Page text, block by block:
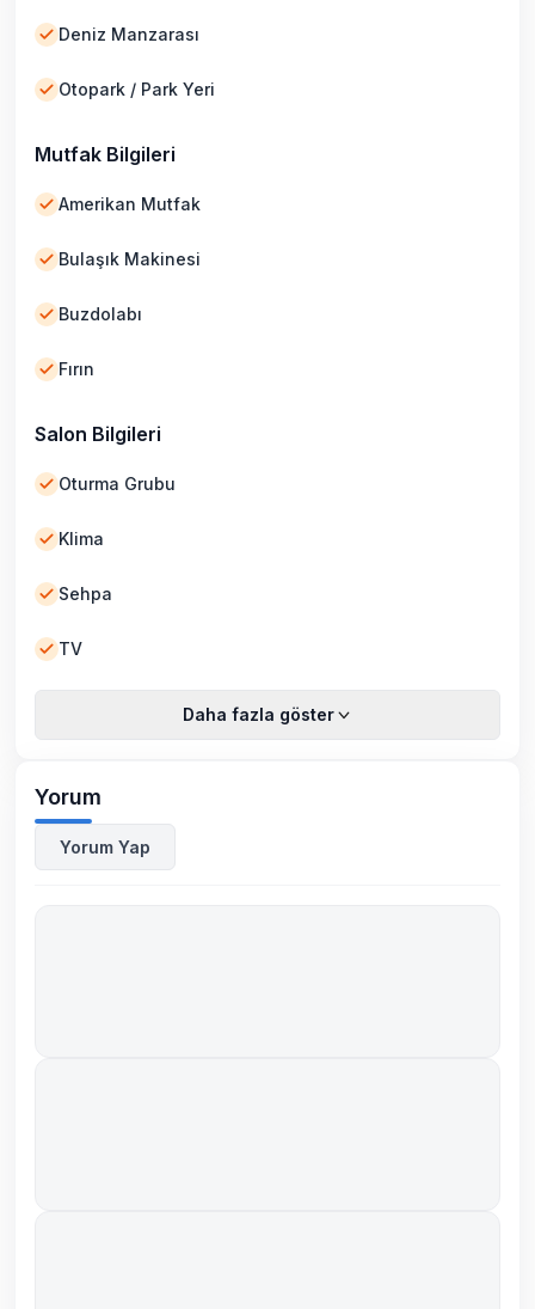
Deniz Manzarası
Otopark / Park Yeri
Mutfak Bilgileri
Amerikan Mutfak
Bulaşık Makinesi
Buzdolabı
Fırın
Salon Bilgileri
Oturma Grubu
Klima
Sehpa
TV
Daha fazla göster
Yorum
Yorum Yap